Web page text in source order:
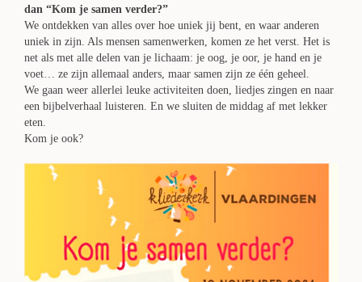
dan “Kom je samen verder?”
We ontdekken van alles over hoe uniek jij bent, en waar anderen
uniek in zijn. Als mensen samenwerken, komen ze het verst. Het is
net als met alle delen van je lichaam: je oog, je oor, je hand en je
voet… ze zijn allemaal anders, maar samen zijn ze één geheel.
We gaan weer allerlei leuke activiteiten doen, liedjes zingen en naar
een bijbelverhaal luisteren. En we sluiten de middag af met lekker
eten.
Kom je ook?